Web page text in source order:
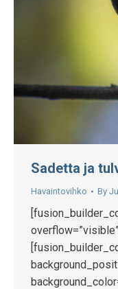
Sadetta ja
Havaintovihko By